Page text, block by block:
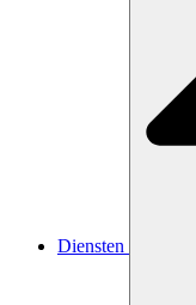
Diensten